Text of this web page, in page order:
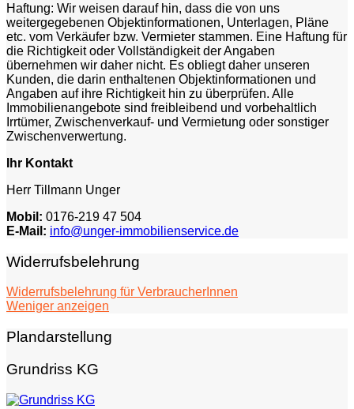
Haftung: Wir weisen darauf hin, dass die von uns
weitergegebenen Objektinformationen, Unterlagen, Pläne
etc. vom Verkäufer bzw. Vermieter stammen. Eine Haftung für
die Richtigkeit oder Vollständigkeit der Angaben
übernehmen wir daher nicht. Es obliegt daher unseren
Kunden, die darin enthaltenen Objektinformationen und
Angaben auf ihre Richtigkeit hin zu überprüfen. Alle
Immobilienangebote sind freibleibend und vorbehaltlich
Irrtümer, Zwischenverkauf- und Vermietung oder sonstiger
Zwischenverwertung.
Ihr Kontakt
Herr Tillmann Unger
Mobil: 0176-219 47 504
E-Mail: info@unger-immobilienservice.de
Widerrufsbelehrung
Sie haben das Recht, binnen vierzehn Tagen ohne Angabe
von Gründen diesen Vertrag zu widerrufen. Die Widerrufsfrist
Um Ihr Widerrufsrecht auszuüben, müssen Sie uns (Unger
Immobilienservice, Blauholzmühle 7, 28717 Bremen, Tel:
0421-30 52 755 oder Tel: 0176-219 47 504, E-Mail:
info@unger-immobilienservice.de) mittels einereindeutigen
Erklärung (z. B. ein mit der Post versandter Brief, Telefax
oder E-Mail) über Ihren Entschluss, diesen Vertrag zu
Widerrufsbelehrung für VerbraucherInnen
Weniger anzeigen
Plandarstellung
Grundriss KG